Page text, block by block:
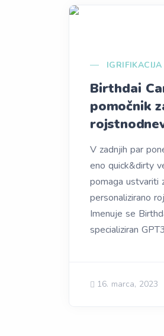
IGRIFIKACIJA
Birthdai
pomočnik
V zadnjih par
eno quick&dirty
pomaga ustvariti
personalizirano
Imenuje se
specializiran
16. marca, 2023